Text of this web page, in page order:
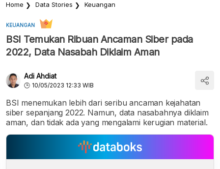
Home Data Stories Keuangan
KEUANGAN
BSI Temukan Ribuan Ancaman Siber pada
2022, Data Nasabah Diklaim Aman
Adi Ahdiat
10/05/2023 12:33 WIB
BSI menemukan lebih dari seribu ancaman kejahatan
siber sepanjang 2022. Namun, data nasabahnya diklaim
aman, dan tidak ada yang mengalami kerugian material.